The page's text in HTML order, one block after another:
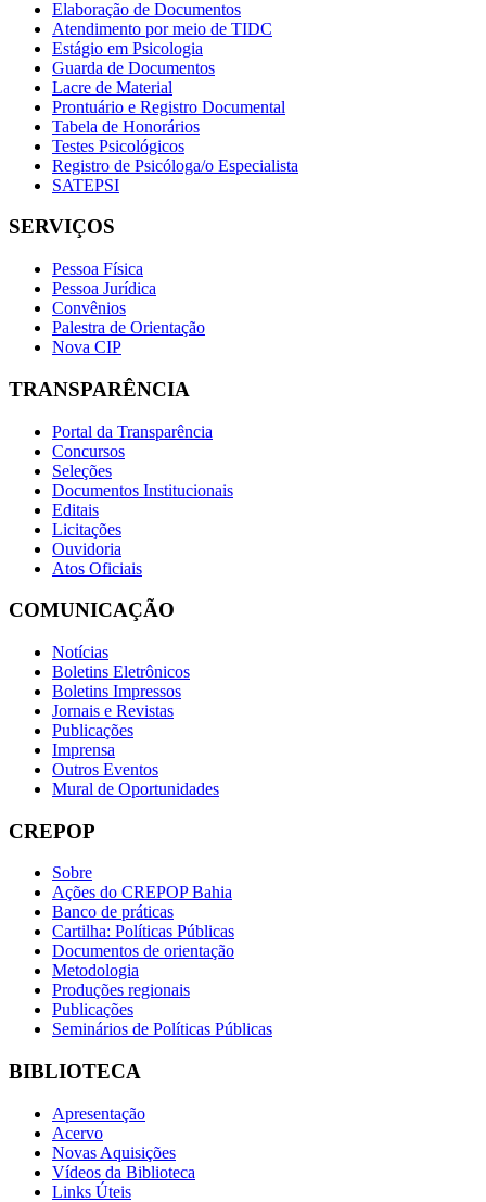
Elaboração de Documentos
Atendimento por meio de TIDC
Estágio em Psicologia
Guarda de Documentos
Lacre de Material
Prontuário e Registro Documental
Tabela de Honorários
Testes Psicológicos
Registro de Psicóloga/o Especialista
SATEPSI
SERVIÇOS
Pessoa Física
Pessoa Jurídica
Convênios
Palestra de Orientação
Nova CIP
TRANSPARÊNCIA
Portal da Transparência
Concursos
Seleções
Documentos Institucionais
Editais
Licitações
Ouvidoria
Atos Oficiais
COMUNICAÇÃO
Notícias
Boletins Eletrônicos
Boletins Impressos
Jornais e Revistas
Publicações
Imprensa
Outros Eventos
Mural de Oportunidades
CREPOP
Sobre
Ações do CREPOP Bahia
Banco de práticas
Cartilha: Políticas Públicas
Documentos de orientação
Metodologia
Produções regionais
Publicações
Seminários de Políticas Públicas
BIBLIOTECA
Apresentação
Acervo
Novas Aquisições
Vídeos da Biblioteca
Links Úteis